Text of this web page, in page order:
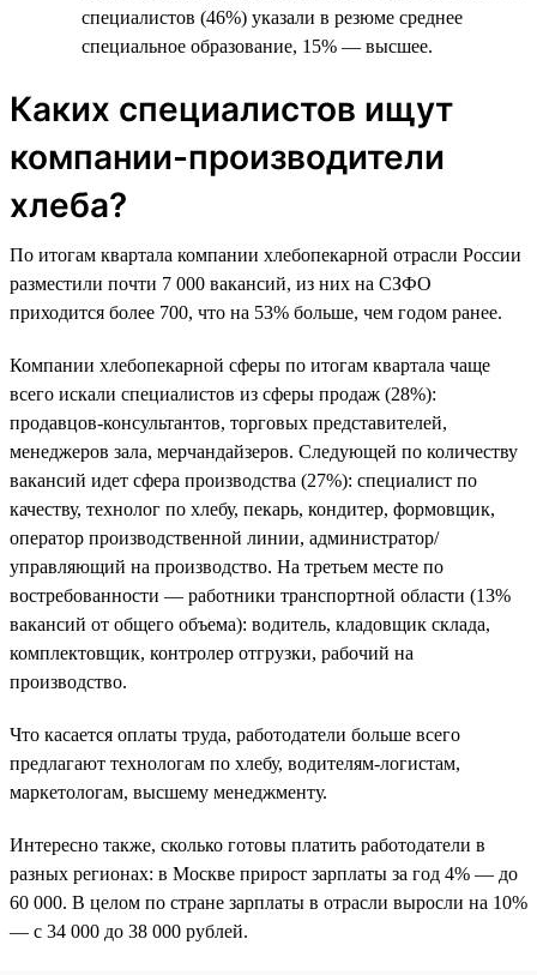
специалистов (46%) указали в резюме среднее
специальное образование, 15% — высшее.
Каких специалистов ищут
компании-производители
хлеба?
По итогам квартала компании хлебопекарной отрасли России
разместили почти 7 000 вакансий, из них на СЗФО
приходится более 700, что на 53% больше, чем годом ранее.
Компании хлебопекарной сферы по итогам квартала чаще
всего искали специалистов из сферы продаж (28%):
продавцов-консультантов, торговых представителей,
менеджеров зала, мерчандайзеров. Следующей по количеству
вакансий идет сфера производства (27%): специалист по
качеству, технолог по хлебу, пекарь, кондитер, формовщик,
оператор производственной линии, администратор/
управляющий на производство. На третьем месте по
востребованности — работники транспортной области (13%
вакансий от общего объема): водитель, кладовщик склада,
комплектовщик, контролер отгрузки, рабочий на
производство.
Что касается оплаты труда, работодатели больше всего
предлагают технологам по хлебу, водителям-логистам,
маркетологам, высшему менеджменту.
Интересно также, сколько готовы платить работодатели в
разных регионах: в Москве прирост зарплаты за год 4% — до
60 000. В целом по стране зарплаты в отрасли выросли на 10%
— с 34 000 до 38 000 рублей.